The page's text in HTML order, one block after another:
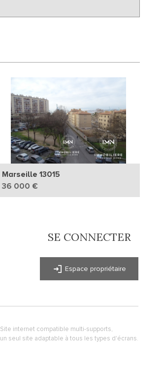
Marseille 13015
36 000 €
SE CONNECTER
Espace propriétaire
Site internet compatible multi-supports,
un seul site adaptable à tous les types d'écrans.